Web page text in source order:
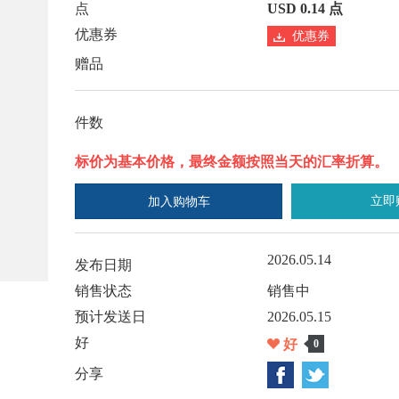
点
USD 0.14 点
优惠券
优惠券
赠品
件数
标价为基本价格，最终金额按照当天的汇率折算。
加入购物车 立即
发布日期 2026.05.14
销售状态
销售中
预计发送日
2026.05.15
好
好 0
分享